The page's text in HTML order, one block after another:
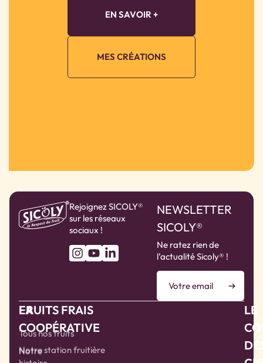
EN SAVOIR +
MES CRÉATIONS
Rejoignez SICOLY®
sur les réseaux
sociaux !
NEWSLETTER
SICOLY®
Ne ratez rien de
l’actualité Sicoly® !
LA
COOPÉRATIVE
Notre
FRUITS FRAIS
Tous nos fruits
Notre station fruitière
LE